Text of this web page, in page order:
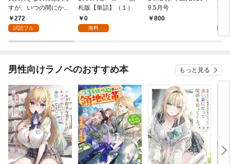
すが、いつの間にか花
嫁として溺愛されてい
ます【単話】（１）
272
試読フル
札版【単話】（１）
0
無料
9.5月号
￥800
か
れ
（
男性向けラノベのおすすめ本 もっと見る